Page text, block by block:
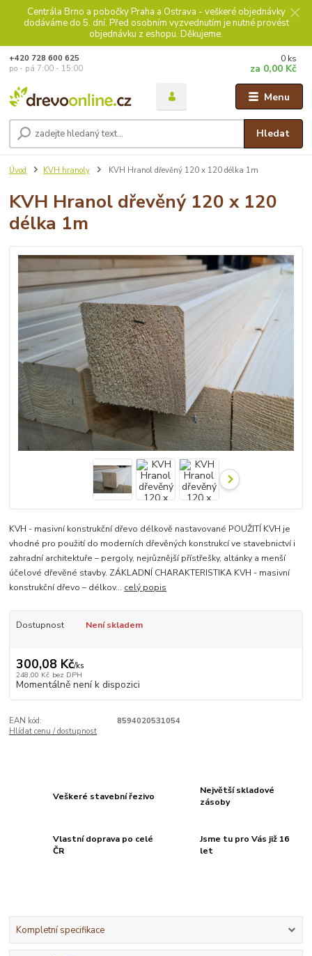
Centrála Brno a pobočky Praha a Ostrava - veškeré objednávky
dodáváme do 5. dní. Před osobním vyzvednutím je nutné provést
objednávku z eshopu. Děkujeme.
Menu
Hledat
+420 728 600 625
po - pá 7:00 - 15:00
0 ks
za 0,00 Kč
Úvod KVH hranoly KVH Hranol dřevěný 120 x 120 délka 1m
KVH Hranol dřevěný 120 x 120
délka 1m
KVH - masivní konstrukční dřevo délkově nastavované POUŽITÍ KVH je
vhodné pro použití do moderních dřevěných konstrukcí ve stavebnictví i
zahradní architektuře – pergoly, nejrůznější přístřešky, altánky a menší
účelové dřevěné stavby. ZÁKLADNÍ CHARAKTERISTIKA KVH - masivní
konstrukční dřevo – délkov... celý popis
Dostupnost Není skladem
300,08 Kč/ks
248,00 Kč bez DPH
Momentálně není k dispozici
EAN kód:
8594020531054
Hlídat cenu / dostupnost
Veškeré stavební řezivo
Největší skladové
zásoby
Vlastní doprava po celé
ČR
Jsme tu pro Vás již 16
let
Kompletní specifikace